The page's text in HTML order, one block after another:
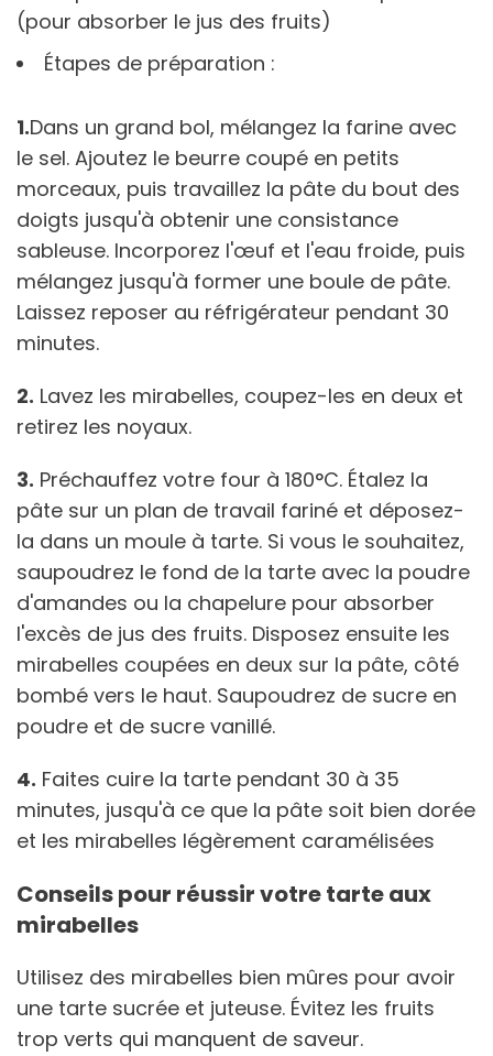
(pour absorber le jus des fruits)
Étapes de préparation :
1.Dans un grand bol, mélangez la farine avec
le sel. Ajoutez le beurre coupé en petits
morceaux, puis travaillez la pâte du bout des
doigts jusqu'à obtenir une consistance
sableuse. Incorporez l'œuf et l'eau froide, puis
mélangez jusqu'à former une boule de pâte.
Laissez reposer au réfrigérateur pendant 30
minutes.
2. Lavez les mirabelles, coupez-les en deux et
retirez les noyaux.
3. Préchauffez votre four à 180°C. Étalez la
pâte sur un plan de travail fariné et déposez-
la dans un moule à tarte. Si vous le souhaitez,
saupoudrez le fond de la tarte avec la poudre
d'amandes ou la chapelure pour absorber
l'excès de jus des fruits. Disposez ensuite les
mirabelles coupées en deux sur la pâte, côté
bombé vers le haut. Saupoudrez de sucre en
poudre et de sucre vanillé.
4. Faites cuire la tarte pendant 30 à 35
minutes, jusqu'à ce que la pâte soit bien dorée
et les mirabelles légèrement caramélisées
Conseils pour réussir votre tarte aux
mirabelles
Utilisez des mirabelles bien mûres pour avoir
une tarte sucrée et juteuse. Évitez les fruits
trop verts qui manquent de saveur.